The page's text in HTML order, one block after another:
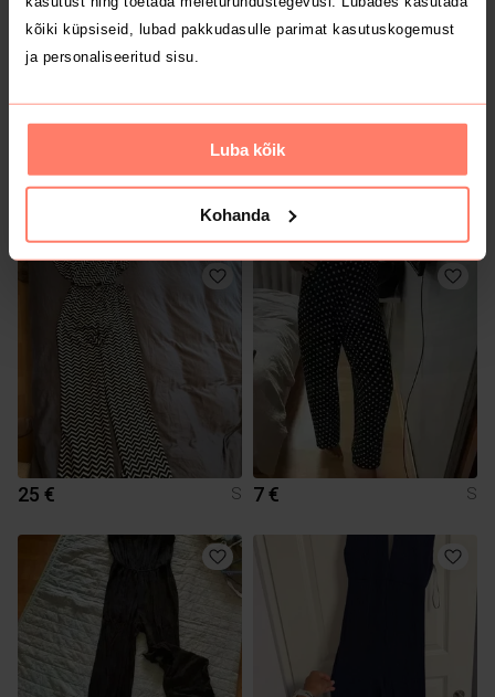
kõiki küpsiseid, lubad pakkudasulle parimat kasutuskogemust
ja personaliseeritud sisu.
Luba kõik
Kohanda
7 €
S 6.5 € S
25 € S 7 € S